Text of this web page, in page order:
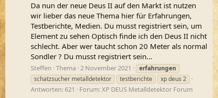
Da nun der neue Deus II auf den Markt ist nutzen
wir lieber das neue Thema hier für Erfahrungen,
Testberichte, Medien. Du musst registriert sein, um
Element zu sehen Optisch finde ich den Deus II nicht
schlecht. Aber wer taucht schon 20 Meter als normal
Sondler ? Du musst registriert sein...
Steffen Thema 2 November 2021
erfahrungen
schatzsucher metalldetektor
testberichte xp deus 2
Antworten: 621 Forum:XP DEUS Metalldetektor Forum